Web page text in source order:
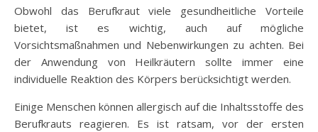
Obwohl das Berufkraut viele gesundheitliche Vorteile
bietet, ist es wichtig, auch auf mögliche
Vorsichtsmaßnahmen und Nebenwirkungen zu achten. Bei
der Anwendung von Heilkräutern sollte immer eine
individuelle Reaktion des Körpers berücksichtigt werden.
Einige Menschen können allergisch auf die Inhaltsstoffe des
Berufkrauts reagieren. Es ist ratsam, vor der ersten